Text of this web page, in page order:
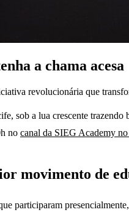
a chama acesa
revolucionária que
sob a lua crescente
no canal da SIEG Academy
movimento de
participaram